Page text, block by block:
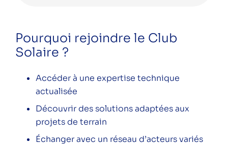
Pourquoi rejoindre le Club
Solaire ?
Accéder à une expertise technique
actualisée
Découvrir des solutions adaptées aux
projets de terrain
Échanger avec un réseau d’acteurs variés